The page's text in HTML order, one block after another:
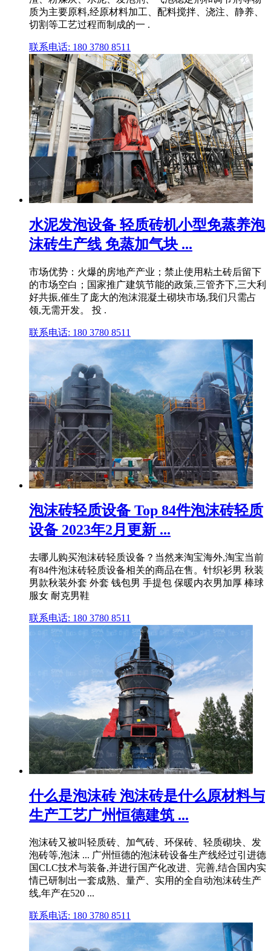
质为主要原料,经原材料加工、配料搅拌、浇注、静养、
切割等工艺过程而制成的一 .
联系电话: 180 3780 8511
水泥发泡设备 轻质砖机小型免蒸养泡
沫砖生产线 免蒸加气块 ...
市场优势：火爆的房地产产业；禁止使用粘土砖后留下
的市场空白；国家推广建筑节能的政策,三管齐下,三大利
好共振,催生了庞大的泡沫混凝土砌块市场,我们只需占
领,无需开发。 投 .
联系电话: 180 3780 8511
泡沫砖轻质设备 Top 84件泡沫砖轻质
设备 2023年2月更新 ...
去哪儿购买泡沫砖轻质设备？当然来淘宝海外,淘宝当前
有84件泡沫砖轻质设备相关的商品在售。针织衫男 秋装
男款秋装外套 外套 钱包男 手提包 保暖内衣男加厚 棒球
服女 耐克男鞋
联系电话: 180 3780 8511
什么是泡沫砖 泡沫砖是什么原材料与
生产工艺广州恒德建筑 ...
泡沫砖又被叫轻质砖、加气砖、环保砖、轻质砌块、发
泡砖等,泡沫 ... 广州恒德的泡沫砖设备生产线经过引进德
国CLC技术与装备,并进行国产化改进、完善,结合国内实
情已研制出一套成熟、量产、实用的全自动泡沫砖生产
线,年产在520 ...
联系电话: 180 3780 8511